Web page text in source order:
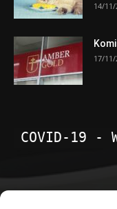
14/
17/
COVID-19 -